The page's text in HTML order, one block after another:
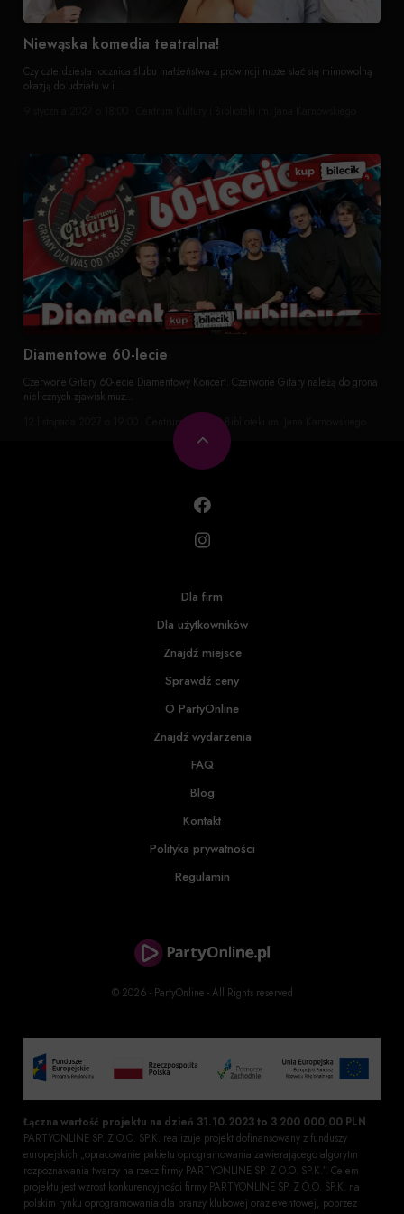
Niewąska komedia teatralna!
Czy czterdziesta rocznica ślubu małżeństwa z prowincji może stać się mimowolną
okazją do udziału w i...
Diamentowe 60-lecie
Czerwone Gitary 60-lecie Diamentowy Koncert. Czerwone Gitary należą do grona
nielicznych zjawisk muz...
12 listopada 2027 o 19:00 · Centrum Kultury i Biblioteki im. Jana Karnowskiego
© 2026 - PartyOnline - All Rights reserved
Dla firm
Dla użytkowników
Znajdź miejsce
Sprawdź ceny
O PartyOnline
Znajdź wydarzenia
FAQ
Blog
Kontakt
Polityka prywatności
Regulamin
Łączna wartość projektu na dzień 31.10.2023 to 3 200 000,00 PLN
PARTYONLINE SP. Z O.O. SP.K. realizuje projekt dofinansowany z funduszy
europejskich „opracowanie pakietu oprogramowania zawierającego algorytm
rozpoznawania twarzy na rzecz firmy PARTYONLINE SP. Z O.O. SP.K.”. Celem
projektu jest wzrost konkurencyjności firmy PARTYONLINE SP. Z O.O. SP.K. na
polskim rynku oprogramowania dla branży klubowej oraz eventowej, poprzez